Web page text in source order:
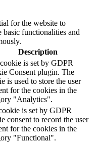
for the website to
basic functionalities and
Description
is set by GDPR
Consent plugin. The
is used to store the user
for the cookies in the
"Analytics".
is set by GDPR
consent to record the user
for the cookies in the
"Functional".